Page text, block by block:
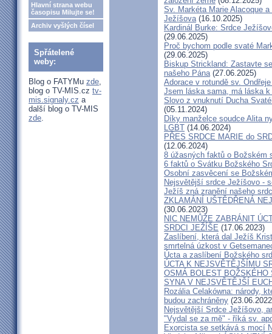
Hlavní strana webu
časopisu Milujte se!
Archiv vyšlých čísel
Spřátelené
weby:
Blog o FATYMu zde,
blog o TV-MIS.cz tv-
mis.signaly.cz a
další blog o TV-MIS
zde.
Sv. Markéta Marie Alacoque
Ježíšova(16.10.2025)
Kardinál Burke: Srdce
(29.06.2025)
Proč bychom podle svaté
(29.06.2025)
Biskup Strickland: Zastavte
našeho Pána(27.06.2025)
Adorace v rotundě sv.
Jsem láska sama, má láska
Slovo z vnuknutí Ducha
(05.11.2024)
Díky manželce soudce Alita
LGBT (14.06.2024)
PŘES SRDCE MARIE do
(12.06.2024)
8 úžasných faktů o Božském
6 faktů o Svátku Božského
Osobní zasvěcení se
Nejsvětější srdce Ježíšovo -
Ježíš zná zranění našeho
ZKLAMÁNÍ UŠTĚDŘENÁ
(30.06.2023)
NIC NEMŮŽE ZABRÁNIT
SRDCI JEŽÍŠE (17.06.2023)
Zaslíbení, která dal Ježíš
smrtelná úzkost v
Úcta a zaslíbení Božského
ÚCTA K NEJSVĚTĚJŠÍMU
OSMÁ BOLEST BOŽSKÉHO
SYNA V NEJSVĚTĚJŠÍ
Rozália Celakówna: národy,
budou zachráněny
Nejsvětější Srdce Ježíšovo,
"Vydal se za mě" - říká sv.
Exorcista se setkává s mocí